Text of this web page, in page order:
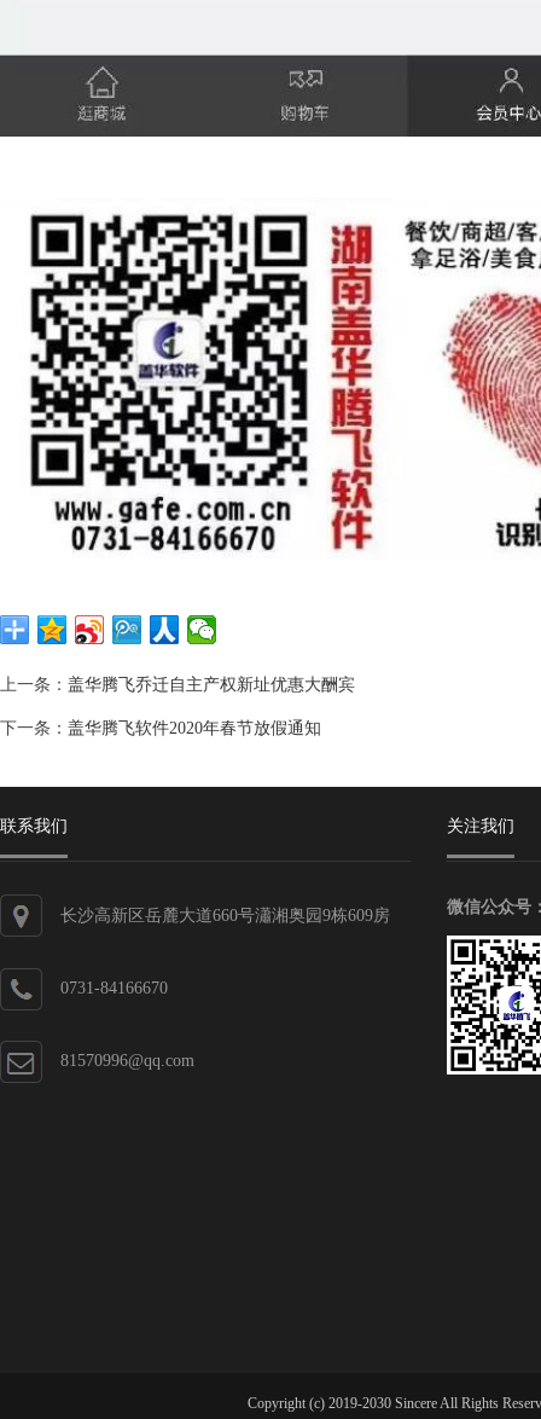
上一条： 盖华腾飞乔迁自主产权新址优惠大酬宾
下一条： 盖华腾飞软件2020年春节放假通知
联系我们
长沙高新区岳麓大道660号瀟湘奥园9栋609房
0731-84166670
81570996@qq.com
关注我们
微信公众号
Copyright (c) 2019-2030 Sincere All Rights